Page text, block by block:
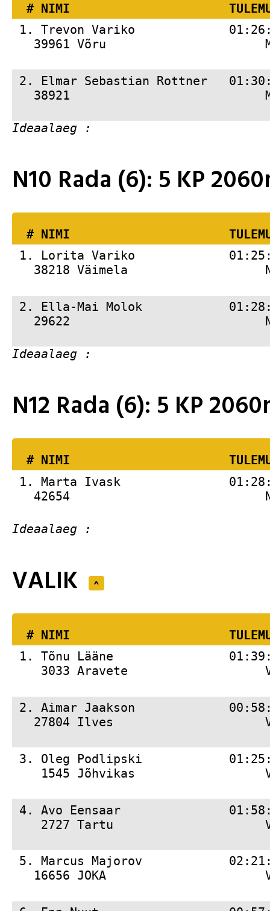
  #
NIMI
1. Trevon Variko
39961 Võru
2. Elmar Sebastian Rottner
38921
N10 Rada (6): 5 KP
  #
NIMI
1. Lorita Variko
38218 Väimela
2. Ella-Mai Molok
29622
N12 Rada (6): 5 KP
  #
NIMI
1. Marta Ivask
42654
VALIK ^
  #
NIMI
1. Tõnu Lääne
3033 Aravete
2. Aimar Jaakson
27804 Ilves
3. Oleg Podlipski
1545 Jõhvikas
4. Avo Eensaar
2727 Tartu
5. Marcus Majorov
16656 JOKA